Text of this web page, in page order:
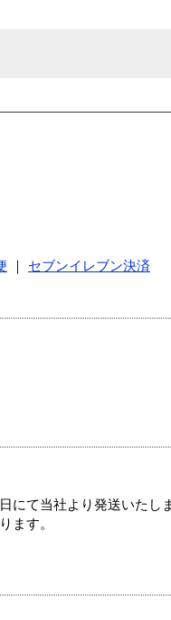
セブンイレブン決済
にて当社より発送いたし
ます。